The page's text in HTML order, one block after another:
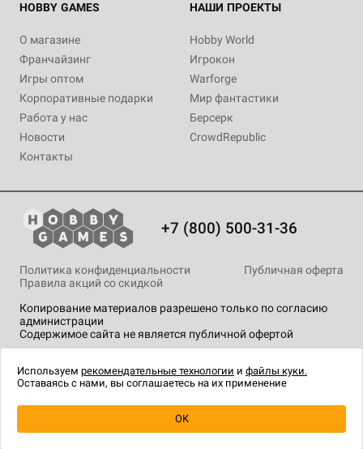
HOBBY GAMES
О магазине
Франчайзинг
Игры оптом
Корпоративные подарки
Работа у нас
Новости
Контакты
НАШИ ПРОЕКТЫ
Hobby World
Игрокон
Warforge
Мир фантастики
Берсерк
CrowdRepublic
+7 (800) 500-31-36
Копирование материалов разрешено только по согласию
администрации
Содержимое сайта не является публичной офертой
Политика конфиденциальности
Публичная оферта
Правила акций со скидкой
технологии.
Используем рекомендательные технологии и файлы куки.
Оставаясь с нами, вы соглашаетесь на их применение
OK